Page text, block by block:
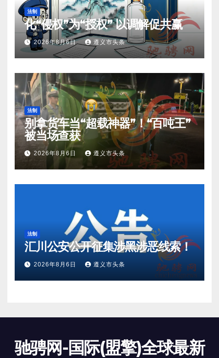
法制
化“侵权”为“授权” 以调解促共赢
2026年8月6日 遵义市头条
法制
别拿货车当“超载神器”！“百吨王”
被当场查获
2026年8月6日 遵义市头条
法制
汇川公安公开征集涉黑涉恶线索！
2026年8月6日 遵义市头条
驰骋网-国际(盟擎)全球最新